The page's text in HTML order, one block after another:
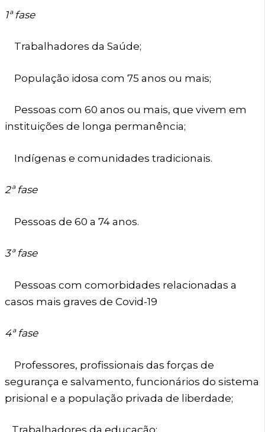
1ª fase
Trabalhadores da Saúde;
População idosa com 75 anos ou mais;
Pessoas com 60 anos ou mais, que vivem em
instituições de longa permanência;
Indígenas e comunidades tradicionais.
2ª fase
Pessoas de 60 a 74 anos.
3ª fase
Pessoas com comorbidades relacionadas a
casos mais graves de Covid-19
4ª fase
Professores, profissionais das forças de
segurança e salvamento, funcionários do sistema
prisional e a população privada de liberdade;